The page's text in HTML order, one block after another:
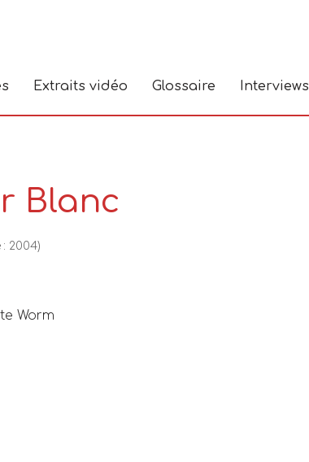
Extraits vidéo Glossaire Interviews
Blanc
2004)
Worm